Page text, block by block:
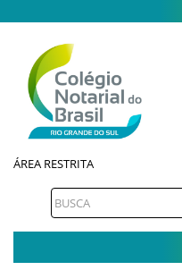
ÁREA RESTRITA